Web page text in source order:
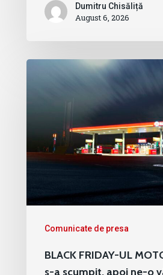
Dumitru Chisăliță
August 6, 2026
Comunicate de presa
BLACK FRIDAY-UL
s-a scumpit, apoi ne-o